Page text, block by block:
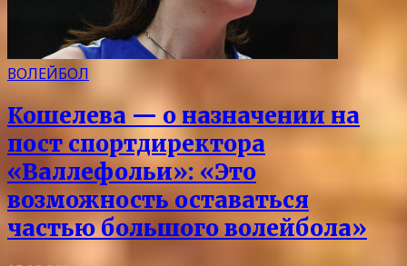
ВОЛЕЙБОЛ
Кошелева — о назначении на
пост спортдиректора
«Валлефольи»: «Это
возможность оставаться
частью большого волейбола»